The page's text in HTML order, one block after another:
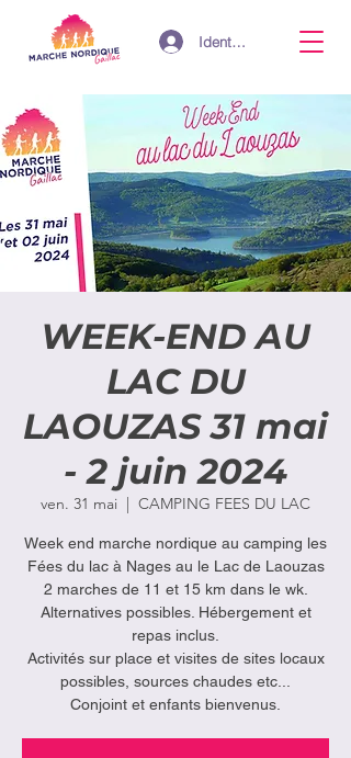
Identifiant
WEEK-END AU
LAC DU
LAOUZAS 31 mai
- 2 juin 2024
ven. 31 mai
  |
CAMPING FEES DU LAC
Week end marche nordique au camping les
Fées du lac à Nages au le Lac de Laouzas
2 marches de 11 et 15 km dans le wk.
Alternatives possibles. Hébergement et
repas inclus.
Activités sur place et visites de sites locaux
possibles, sources chaudes etc...
Conjoint et enfants bienvenus.